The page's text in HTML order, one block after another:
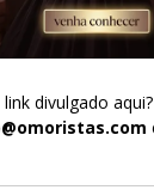
divulgado